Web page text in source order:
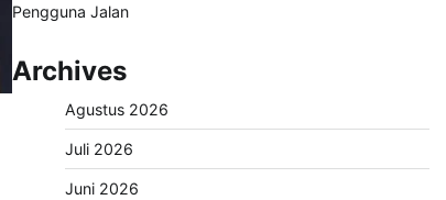
Pengguna Jalan
Archives
Agustus 2026
Juli 2026
Juni 2026